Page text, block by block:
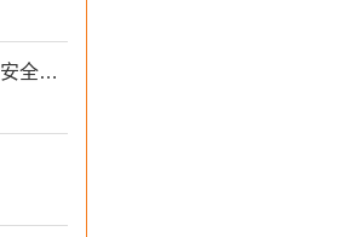
冷原子测汞仪为我们的生活带来安全和健康